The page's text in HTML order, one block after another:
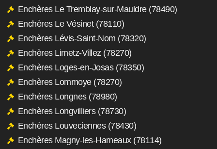
Enchères Le Tremblay-sur-Mauldre (78490)
Enchères Le Vésinet (78110)
Enchères Lévis-Saint-Nom (78320)
Enchères Limetz-Villez (78270)
Enchères Loges-en-Josas (78350)
Enchères Lommoye (78270)
Enchères Longnes (78980)
Enchères Longvilliers (78730)
Enchères Louveciennes (78430)
Enchères Magny-les-Hameaux (78114)